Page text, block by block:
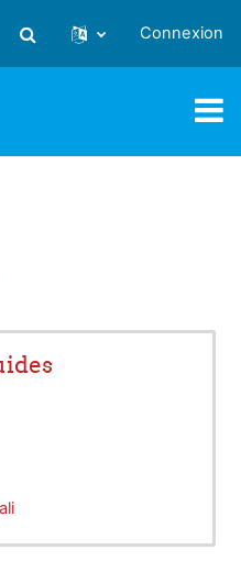
Activer/désactiver la saisie
Connexion